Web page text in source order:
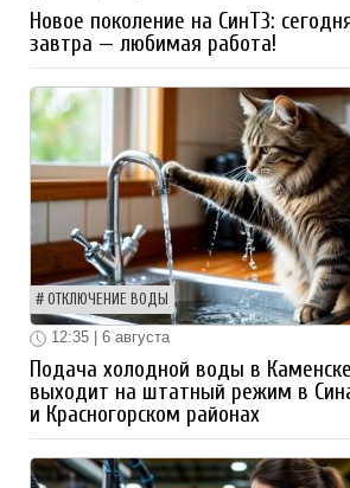
Новое поколение на СинТЗ:
завтра — любимая работа!
ОТКЛЮЧЕНИЕ ВОДЫ
12:35 | 6 августа
Подача холодной воды в
выходит на штатный режим в
и Красногорском районах